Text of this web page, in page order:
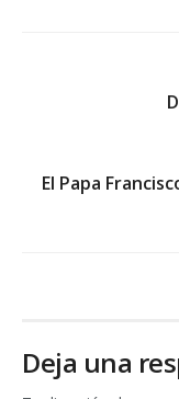
El Papa
Deja una